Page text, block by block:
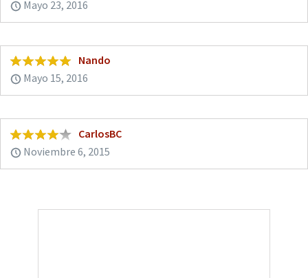
Mayo 23, 2016
Nando
Mayo 15, 2016
CarlosBC
Noviembre 6, 2015